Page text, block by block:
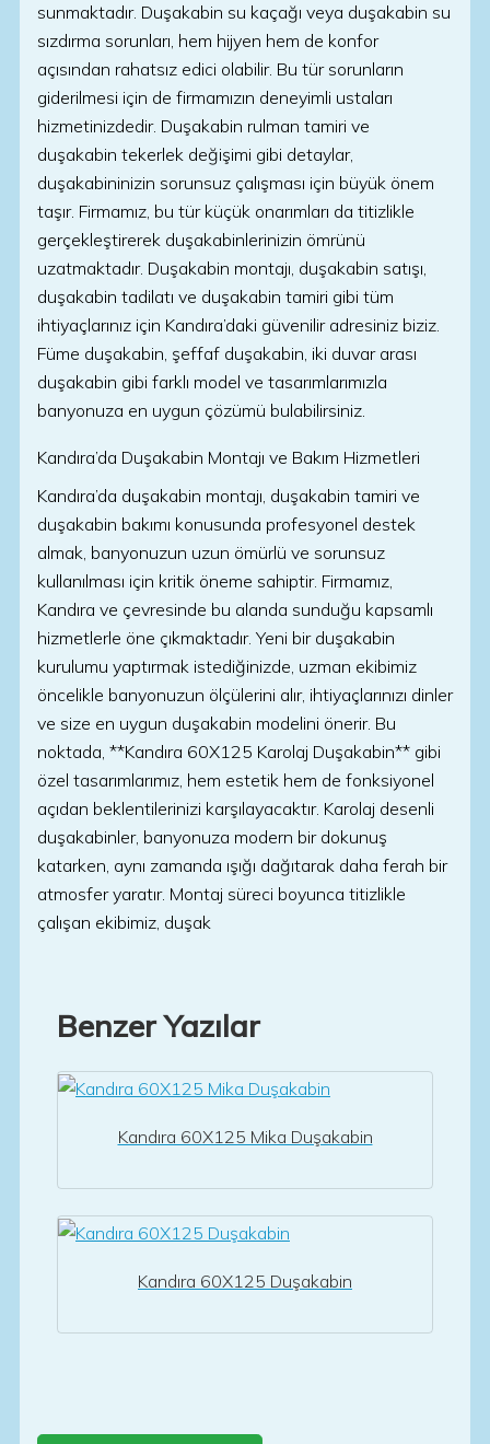
sunmaktadır. Duşakabin su kaçağı veya duşakabin su
sızdırma sorunları, hem hijyen hem de konfor
açısından rahatsız edici olabilir. Bu tür sorunların
giderilmesi için de firmamızın deneyimli ustaları
hizmetinizdedir. Duşakabin rulman tamiri ve
duşakabin tekerlek değişimi gibi detaylar,
duşakabininizin sorunsuz çalışması için büyük önem
taşır. Firmamız, bu tür küçük onarımları da titizlikle
gerçekleştirerek duşakabinlerinizin ömrünü
uzatmaktadır. Duşakabin montajı, duşakabin satışı,
duşakabin tadilatı ve duşakabin tamiri gibi tüm
ihtiyaçlarınız için Kandıra’daki güvenilir adresiniz biziz.
Füme duşakabin, şeffaf duşakabin, iki duvar arası
duşakabin gibi farklı model ve tasarımlarımızla
banyonuza en uygun çözümü bulabilirsiniz.
Kandıra’da Duşakabin Montajı ve Bakım Hizmetleri
Kandıra’da duşakabin montajı, duşakabin tamiri ve
duşakabin bakımı konusunda profesyonel destek
almak, banyonuzun uzun ömürlü ve sorunsuz
kullanılması için kritik öneme sahiptir. Firmamız,
Kandıra ve çevresinde bu alanda sunduğu kapsamlı
hizmetlerle öne çıkmaktadır. Yeni bir duşakabin
kurulumu yaptırmak istediğinizde, uzman ekibimiz
öncelikle banyonuzun ölçülerini alır, ihtiyaçlarınızı dinler
ve size en uygun duşakabin modelini önerir. Bu
noktada, **Kandıra 60X125 Karolaj Duşakabin** gibi
özel tasarımlarımız, hem estetik hem de fonksiyonel
açıdan beklentilerinizi karşılayacaktır. Karolaj desenli
duşakabinler, banyonuza modern bir dokunuş
katarken, aynı zamanda ışığı dağıtarak daha ferah bir
atmosfer yaratır. Montaj süreci boyunca titizlikle
çalışan ekibimiz, duşak
Benzer Yazılar
Kandıra 60X125 Mika Duşakabin
Kandıra 60X125 Duşakabin